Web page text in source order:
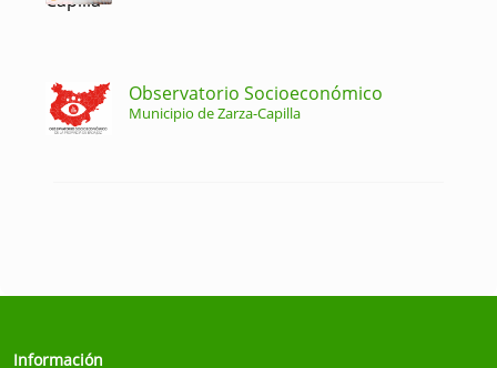
Observatorio Socioeconómico
Municipio de Zarza-Capilla
Información